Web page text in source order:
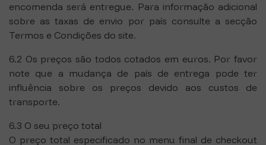
encomenda será entregue. Para informação adicional
sobre as taxas de envio por país consulte a secção
Termos e Condições do site.
6.2 Os preços são todos cotados em euros. Por favor
note que a mudança de país de entrega pode ter
influência sobre os preços devido aos custos de
transporte.
6.3 O seu preço total
O preço total especificado no menu final de checkout